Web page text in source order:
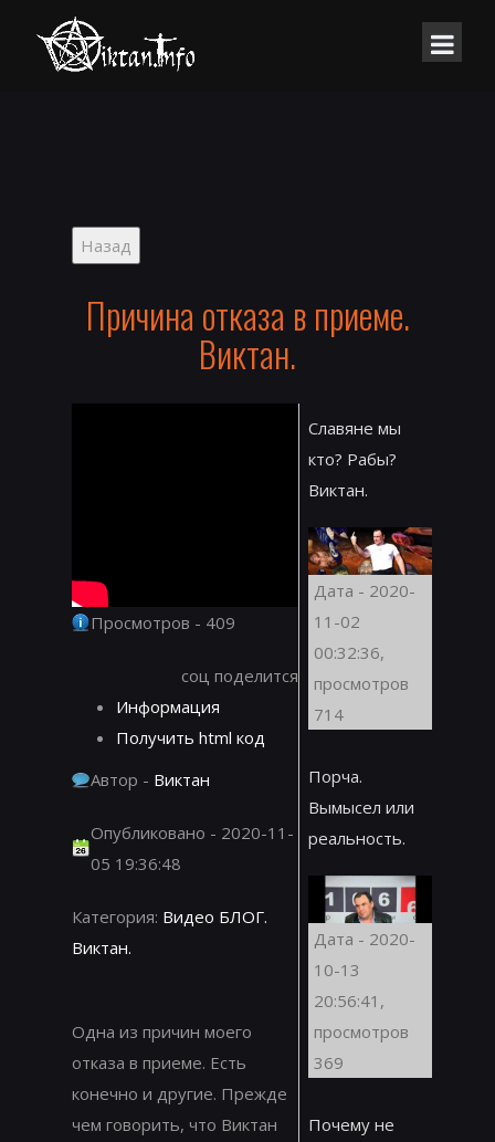
Причина отказа в приеме.
Виктан.
Просмотров - 409
соц поделится
Информация
Получить html код
Автор - Виктан
Опубликовано - 2020-11-
05 19:36:48
Категория: Видео БЛОГ.
Виктан.
Одна из причин моего
отказа в приеме. Есть
конечно и другие. Прежде
чем говорить, что Виктан
Славяне мы
кто? Рабы?
Виктан.
Дата - 2020-
11-02
00:32:36,
просмотров
714
Порча.
Вымысел или
реальность.
Дата - 2020-
10-13
20:56:41,
просмотров
369
Почему не